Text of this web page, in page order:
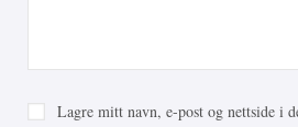
Lagre mitt navn, e-post og nettside i